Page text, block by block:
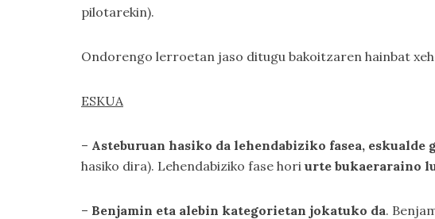
pilotarekin).
Ondorengo lerroetan jaso ditugu bakoitzaren hainbat
ESKUA
– Asteburuan hasiko da lehendabiziko fasea, eskualde
hasiko dira). Lehendabiziko fase hori urte bukaeraraino
– Benjamin eta alebin kategorietan jokatuko da.